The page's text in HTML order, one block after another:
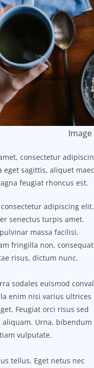
consectetur
eget sagittis, aliquet
feugiat rhoncus est.
adipiscing elit.
senectus turpis amet.
massa facilisi.
fringilla non,
risus, dictum nunc.
sodales euismod
enim nisi varius ultrices
Feugiat orci risus sed
Urna, bibendum
vulputate.
tellus. Eget netus nec